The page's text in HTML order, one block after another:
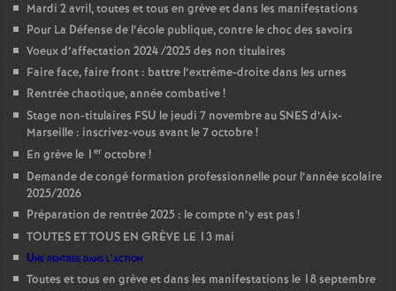
Mardi 2 avril, toutes et tous en grève et dans les manifestations
Pour La Défense de l’école publique, contre le choc des savoirs
Voeux d’affectation 2024 /2025 des non titulaires
Faire face, faire front : battre l’extrême-droite dans les urnes
Rentrée chaotique, année combative!
Stage non-titulaires FSU le jeudi 7 novembre au SNES d’Aix-
Marseille : inscrivez-vous avant le 7 octobre!
En grève le 1 er octobre!
Demande de congé formation professionnelle pour l’année scolaire
2025/2026
Préparation de rentrée 2025 : le compte n’y est pas !
TOUTES ET TOUS EN GRÈVE LE 13 mai
Une rentrée dans l’action
Toutes et tous en grève et dans les manifestations le 18 septembre